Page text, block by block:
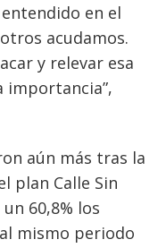
en el
acudamos.
y relevar esa
importancia”,
aún más tras la
plan Calle Sin
60,8% los
mismo periodo